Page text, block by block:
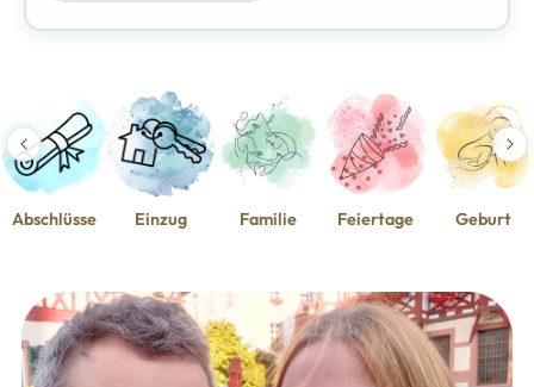
Abschlüsse Einzug Familie Feiertage Geburt